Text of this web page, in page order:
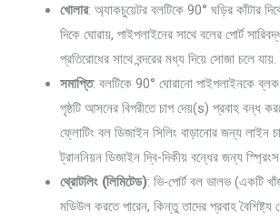
খোলার: অ্যাকচুয়েটর বলটিকে 90° ঘড়ির কাঁটার
দিকে ঘোরায়, পাইপলাইনের সাথে বলের পোর্ট
প্রতিরোধের সাথে বন্দরের মধ্য দিয়ে সোজা চলে যায়.
সমাপ্তি: বলটিকে 90° ঘোরানো পাইপলাইনকে
পৃষ্ঠটি আসনের বিপরীতে চাপ দেয়(s) প্রবাহ বন্ধ
ফ্লোটিং বল ডিজাইন সিলিং বাড়ানোর জন্য লাইন
ট্রাননিয়ন ডিজাইন দ্বি-দিকীয় বন্ধের জন্য
থ্রোটলিং (লিমিটেড): ভি-পোর্ট বল ভালভ (একটি
মডিউল করতে পারেন, কিন্তু তাদের প্রবাহ